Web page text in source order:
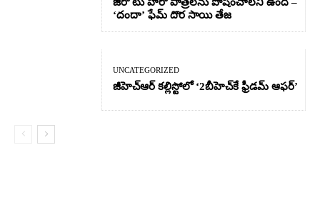
‘దందా’ ఫేమ్ దొర సాయి తేజ
UNCATEGORIZED
జీహెచ్ఆర్‌ కల్లిస్టోలో ‘2బీహెచ్‌కే ఫ్రీడమ్ ఆఫర్’